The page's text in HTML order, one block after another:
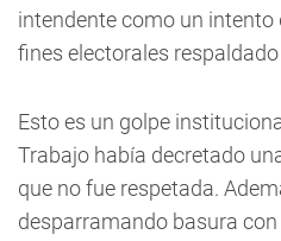
intendente como un
fines electorales
Esto es un golpe
Trabajo había decretado
que no fue respetada.
desparramando basura